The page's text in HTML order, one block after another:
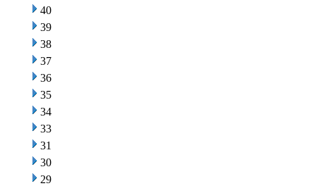
40
39
38
37
36
35
34
33
31
30
29